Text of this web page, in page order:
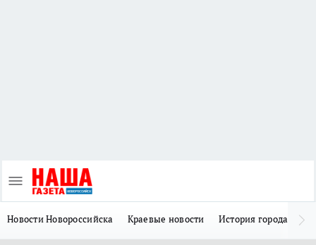
Новости Новороссийска Краевые новости История города Н